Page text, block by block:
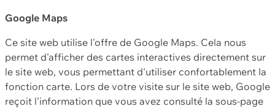
Google Maps
Ce site web utilise l'offre de Google Maps. Cela nous
permet d'afficher des cartes interactives directement sur
le site web, vous permettant d'utiliser confortablement la
fonction carte. Lors de votre visite sur le site web, Google
reçoit l'information que vous avez consulté la sous-page